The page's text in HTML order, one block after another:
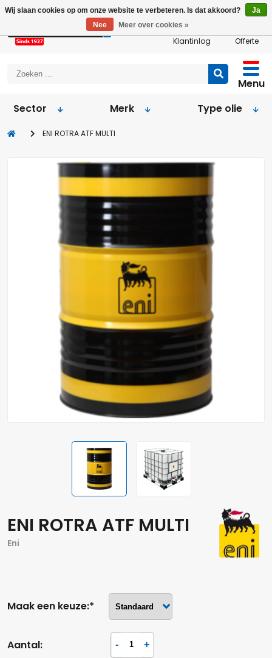
Klantinlog Offerte
Menu
Sector
Merk Type olie
ENI ROTRA ATF MULTI
ENI ROTRA ATF MULTI
Eni
Maak een keuze:*
Aantal:
Wij slaan cookies op om onze website te verbeteren. Is dat akkoord?
Ja
Nee
Meer over cookies »